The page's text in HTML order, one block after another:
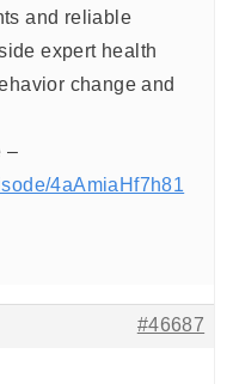
and reliable
expert health
change and
–
4aAmiaHf7h81
#46687